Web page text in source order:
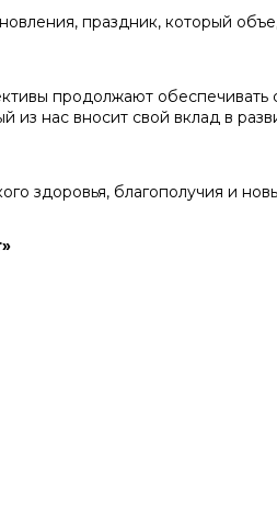
праздник, который
продолжают обеспечивать
из нас вносит свой вклад в
здоровья, благополучия и